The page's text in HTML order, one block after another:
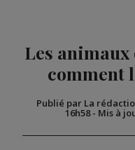
Les animaux
comment
Publié par La
16h58- Mis à